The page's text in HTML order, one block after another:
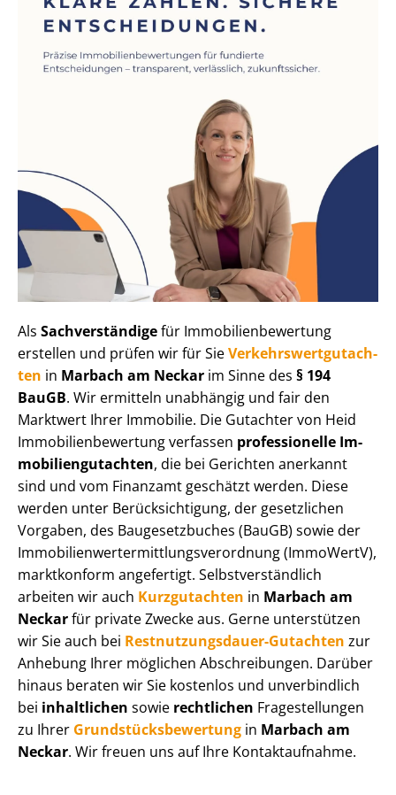
Als Sachverständigefür Im­mo­bi­li­en­be­wer­tung
erstellen und prüfen wir für SieVer­kehrs­wert­gut­ach­
ten in Marbach am Neckar im Sinne des § 194
BauGB. Wir ermitteln unabhängig und fair den
Marktwert Ihrer Immobilie. Die Gutachter von Heid
Im­mo­bi­li­en­be­wer­tung verfassen professionelle Im­
mo­bi­li­en­gut­ach­ten, die bei Gerichten anerkannt
sind und vom Finanzamt geschätzt werden. Diese
werden unter Be­rück­sich­ti­gung, der gesetzlichen
Vorgaben, des Baugesetzbuches (BauGB) sowie der
Im­mo­bi­li­en­wert­ermitt­lungs­ver­ord­nung (ImmoWertV),
marktkonform angefertigt. Selbst­ver­ständ­lich
arbeiten wir auch Kurzgutachten in Marbach am
Neckarfür private Zwecke aus. Gerne unterstützen
wir Sie auch bei Rest­nut­zungs­dau­er-Gutachten zur
Anhebung Ihrer möglichen Abschreibungen. Darüber
hinaus beraten wir Sie kostenlos und unverbindlich
bei inhaltlichen sowie rechtlichen Fragestellungen
zu Ihrer Grund­stücks­be­wer­tung in Marbach am
Neckar. Wir freuen uns auf Ihre Kontaktaufnahme.